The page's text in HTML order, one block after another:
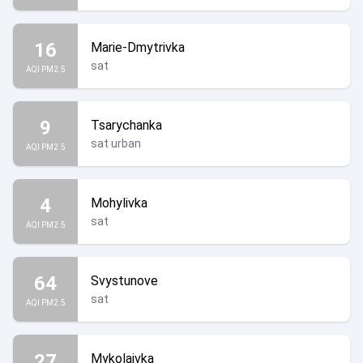
16
AQI PM2.5
Marie-Dmytrivka
sat
9
AQI PM2.5
Tsarychanka
sat urban
4
AQI PM2.5
Mohylivka
sat
64
AQI PM2.5
Svystunove
sat
Mykolaivka